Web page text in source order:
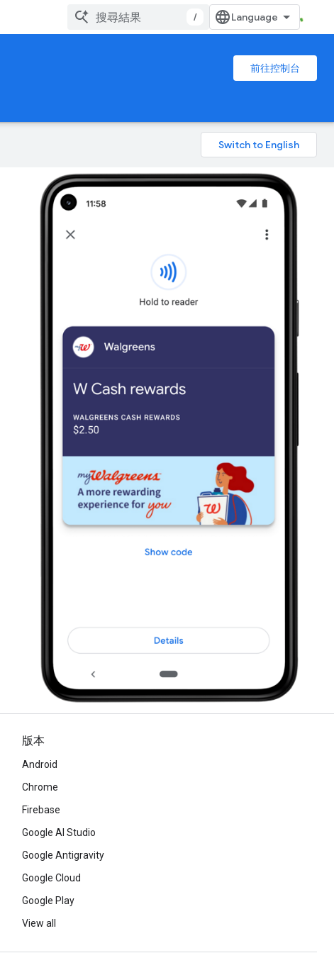
/
前往控制台
版本
Android
Chrome
Firebase
Google AI Studio
Google Antigravity
Google Cloud
Google Play
View all